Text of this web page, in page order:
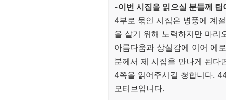
-이번 시집을 읽으실 분들께 팁
4부로 묶인 시집은 병풍에 계
을 살기 위해 노력하지만 마리
아름다움과 상실감에 이어 에
분께서 제 시집을 만나게 된
4쪽을 읽어주시길 청합니다.
모티브입니다.